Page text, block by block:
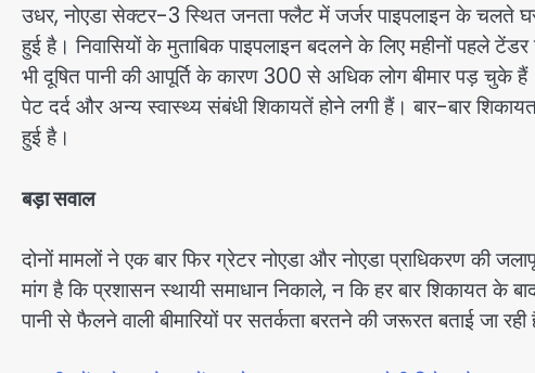
उधर, नोएडा सेक्टर-3 स्थित जनता फ्लैट में जर्जर पाइपलाइन के चलते
हुई है। निवासियों के मुताबिक पाइपलाइन बदलने के लिए महीनों पहले
भी दूषित पानी की आपूर्ति के कारण 300 से अधिक लोग बीमार पड़ चुके
पेट दर्द और अन्य स्वास्थ्य संबंधी शिकायतें होने लगी हैं। बार-बार
हुई है।
बड़ा सवाल
दोनों मामलों ने एक बार फिर ग्रेटर नोएडा और नोएडा प्राधिकरण की
मांग है कि प्रशासन स्थायी समाधान निकाले, न कि हर बार शिकायत के
पानी से फैलने वाली बीमारियों पर सतर्कता बरतने की जरूरत बताई जा रही